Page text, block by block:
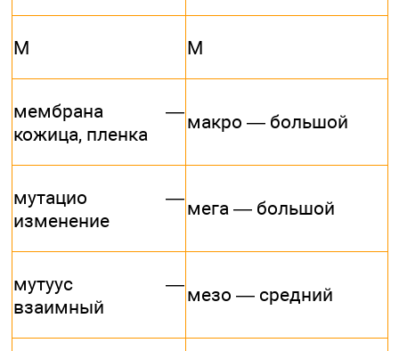
М М
мембрана —
кожица, пленка
макро — большой
мутацио —
изменение
мега — большой
мутуус —
взаимный
мезо — средний